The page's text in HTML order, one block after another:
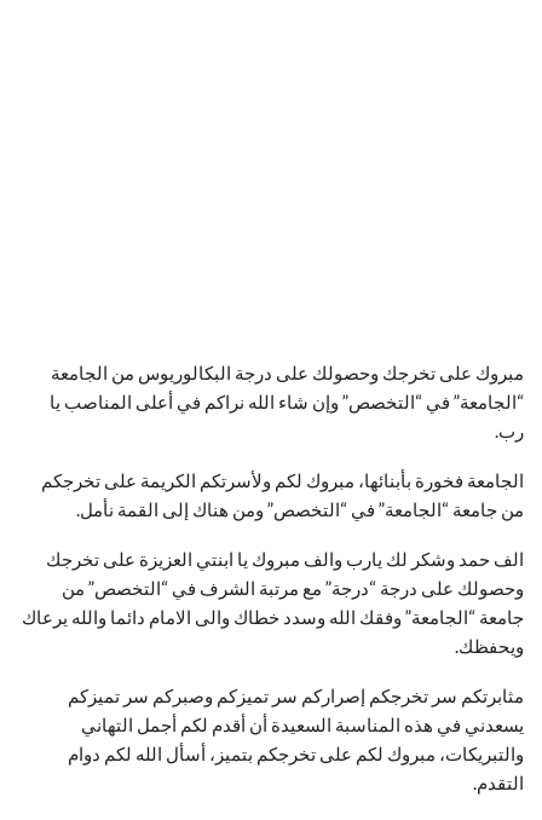
مبروك على تخرجك وحصولك على درجة البكالوريوس من الجامعة
“الجامعة” في “التخصص” وإن شاء الله نراكم في أعلى المناصب يا
رب.
الجامعة فخورة بأبنائها، مبروك لكم ولأسرتكم الكريمة على تخرجكم
من جامعة “الجامعة” في “التخصص” ومن هناك إلى القمة نأمل.
الف حمد وشكر لك يارب والف مبروك يا ابنتي العزيزة على تخرجك
وحصولك على درجة “درجة” مع مرتبة الشرف في “التخصص” من
جامعة “الجامعة” وفقك الله وسدد خطاك والى الامام دائما والله يرعاك
ويحفظك.
مثابرتكم سر تخرجكم إصراركم سر تميزكم وصبركم سر تميزكم
يسعدني في هذه المناسبة السعيدة أن أقدم لكم أجمل التهاني
والتبريكات، مبروك لكم على تخرجكم بتميز، أسأل الله لكم دوام
التقدم.